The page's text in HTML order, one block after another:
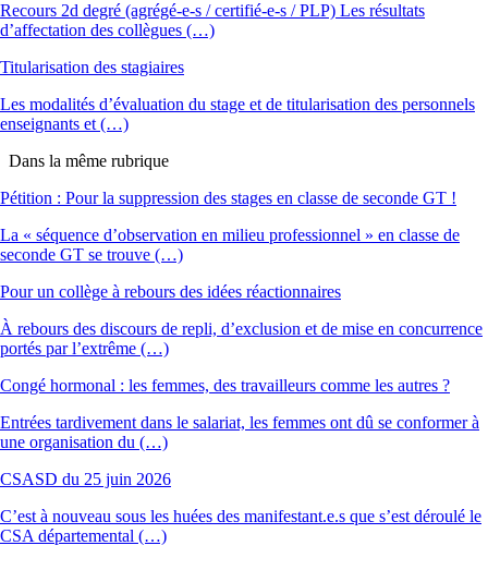
Recours 2d degré (agrégé-e-s / certifié-e-s / PLP) Les résultats
d’affectation des collègues (…)
Titularisation des stagiaires
Les modalités d’évaluation du stage et de titularisation des personnels
enseignants et (…)
Dans la même rubrique
Pétition : Pour la suppression des stages en classe de seconde GT !
La « séquence d’observation en milieu professionnel » en classe de
seconde GT se trouve (…)
Pour un collège à rebours des idées réactionnaires
À rebours des discours de repli, d’exclusion et de mise en concurrence
portés par l’extrême (…)
Congé hormonal : les femmes, des travailleurs comme les autres ?
Entrées tardivement dans le salariat, les femmes ont dû se conformer à
une organisation du (…)
CSASD du 25 juin 2026
C’est à nouveau sous les huées des manifestant.e.s que s’est déroulé le
CSA départemental (…)